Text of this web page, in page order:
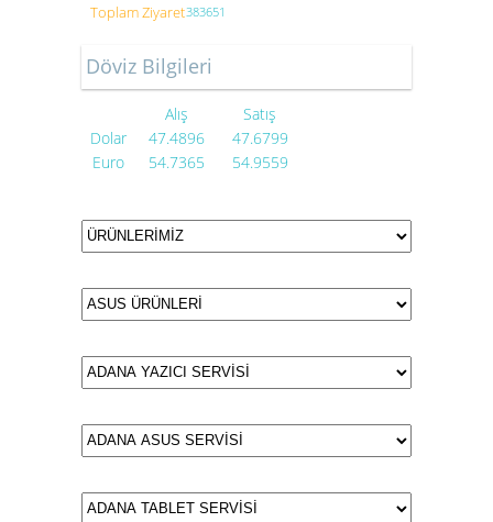
Toplam Ziyaret383651
Döviz Bilgileri
Alış
Satış
Dolar
47.4896
47.6799
Euro
54.7365 54.9559